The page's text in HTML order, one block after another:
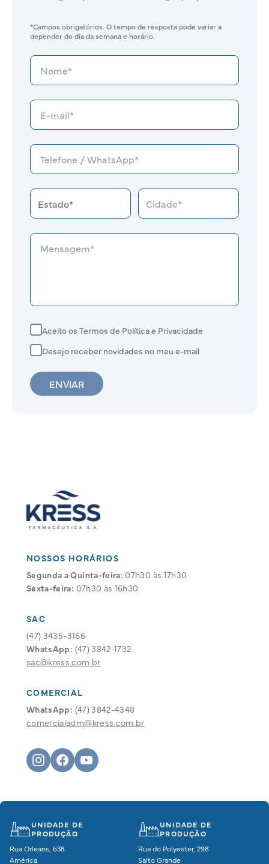
*Campos obrigatórios. O tempo de resposta pode variar a
depender do dia da semana e horário.
Aceito os Termos de Política e Privacidade
Desejo receber novidades no meu e-mail
ENVIAR
NOSSOS HORÁRIOS
Segunda a Quinta-feira: 07h30 às 17h30
Sexta-feira: 07h30 às 16h30
SAC
(47) 3435-3166
WhatsApp: (47) 3842-1732
sac@kress.com.br
COMERCIAL
WhatsApp: (47) 3842-4348
comercialadm@kress.com.br
UNIDADE DE
PRODUÇÃO
Rua Orleans, 638
América
UNIDADE DE
PRODUÇÃO
Rua do Polyester, 298
Salto Grande